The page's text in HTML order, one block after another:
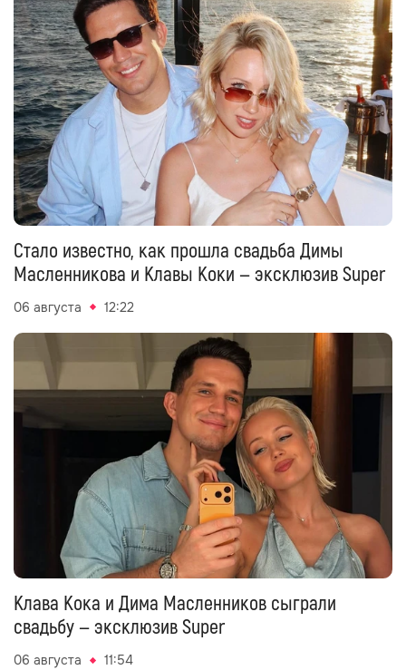
Стало известно, как прошла свадьба Димы
Масленникова и Клавы Коки — эксклюзив Super
06 августа 12:22
Клава Кока и Дима Масленников сыграли
свадьбу — эксклюзив Super
06 августа 11:54